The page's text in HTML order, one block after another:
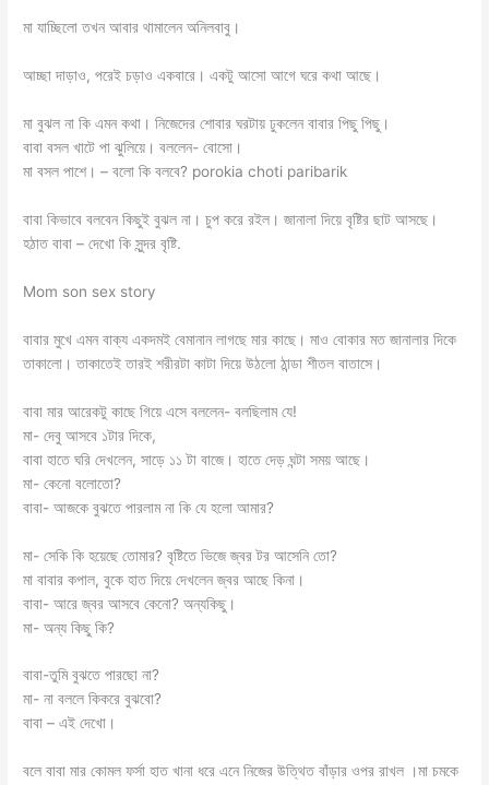
মা যাচ্ছিলো তখন আবার থামালেন অনিলবাবু।
আচ্ছা দাড়াও, পরেই চড়াও একবারে। একটু আসো আগে ঘরে কথা আছে।
মা বুঝল না কি এমন কথা। নিজেদের শোবার ঘরটায় ঢুকলেন বাবার পিছু পিছু।
বাবা বসল খাটে পা ঝুলিয়ে। বললেন- বোসো।
মা বসল পাশে। – বলো কি বলবে? porokia choti paribarik
বাবা কিভাবে বলবেন কিছুই বুঝল না। চুপ করে রইল। জানালা দিয়ে বৃষ্টির ছাট আসছে।
হঠাত বাবা – দেখো কি সুন্দর বৃষ্টি.
Mom son sex story
বাবার মুখে এমন বাক্য একদমই বেমানান লাগছে মার কাছে। মাও বোকার মত জানালার দিকে
তাকালো। তাকাতেই তারই শরীরটা কাটা দিয়ে উঠলো ঠান্ডা শীতল বাতাসে।
বাবা মার আরেকটু কাছে গিয়ে এসে বললেন- বলছিলাম যে!
মা- দেবু আসবে ১টার দিকে,
বাবা হাতে ঘরি দেখলেন, সাড়ে ১১ টা বাজে। হাতে দেড় ঘন্টা সময় আছে।
মা- কেনো বলোতো?
বাবা- আজকে বুঝতে পারলাম না কি যে হলো আমার?
মা- সেকি কি হয়েছে তোমার? বৃষ্টিতে ভিজে জ্বর টর আসেনি তো?
মা বাবার কপাল, বুকে হাত দিয়ে দেখলেন জ্বর আছে কিনা।
বাবা- আরে জ্বর আসবে কেনো? অন্যকিছু।
মা- অন্য কিছু কি?
বাবা-তুমি বুঝতে পারছো না?
মা- না বললে কিকরে বুঝবো?
বাবা – এই দেখো।
বলে বাবা মার কোমল ফর্সা হাত খানা ধরে এনে নিজের উত্থিত বাঁড়ার ওপর রাখল ।মা চমকে